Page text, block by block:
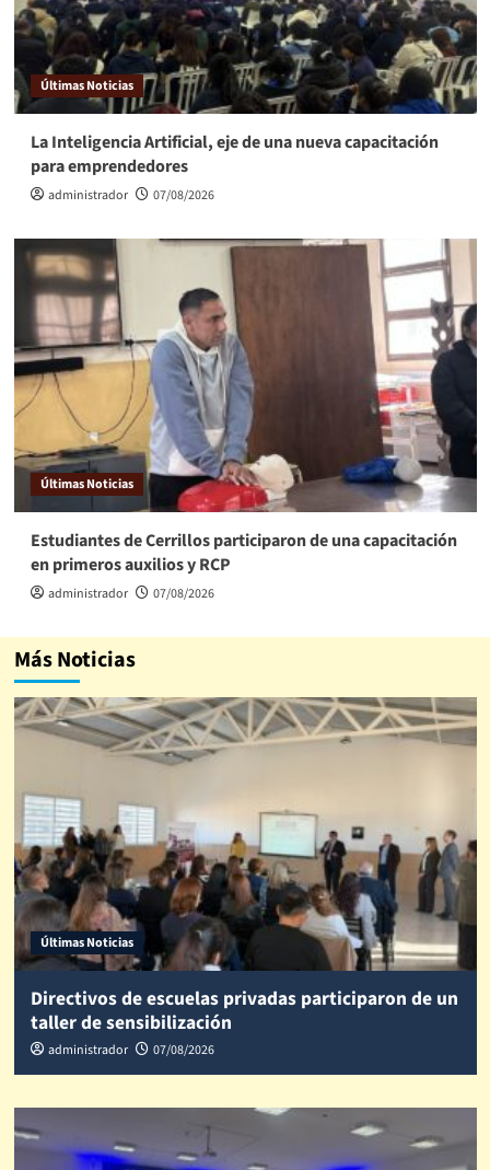
Últimas Noticias
La Inteligencia Artificial, eje de una nueva capacitación
para emprendedores
administrador 07/08/2026
Últimas Noticias
Estudiantes de Cerrillos participaron de una capacitación
en primeros auxilios y RCP
administrador 07/08/2026
Más Noticias
Últimas Noticias
Directivos de escuelas privadas participaron de un
taller de sensibilización
administrador 07/08/2026